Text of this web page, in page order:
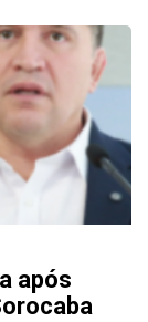
após